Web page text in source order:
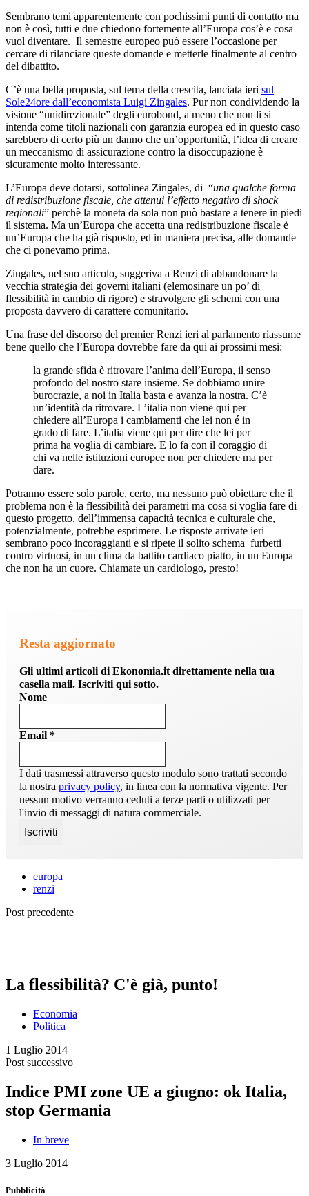
Sembrano temi apparentemente con pochissimi punti di contatto ma
non è così, tutti e due chiedono fortemente all’Europa cos’è e cosa
vuol diventare. Il semestre europeo può essere l’occasione per
cercare di rilanciare queste domande e metterle finalmente al centro
del dibattito.
C’è una bella proposta, sul tema della crescita, lanciata ieri sul
Sole24ore dall’economista Luigi Zingales. Pur non condividendo la
visione “unidirezionale” degli eurobond, a meno che non li si
intenda come titoli nazionali con garanzia europea ed in questo caso
sarebbero di certo più un danno che un’opportunità, l’idea di creare
un meccanismo di assicurazione contro la disoccupazione è
sicuramente molto interessante.
L’Europa deve dotarsi, sottolinea Zingales, di “una qualche forma
di redistribuzione fiscale, che attenui l’effetto negativo di shock
regionali” perchè la moneta da sola non può bastare a tenere in piedi
il sistema. Ma un’Europa che accetta una redistribuzione fiscale è
un’Europa che ha già risposto, ed in maniera precisa, alle domande
che ci ponevamo prima.
Zingales, nel suo articolo, suggeriva a Renzi di abbandonare la
vecchia strategia dei governi italiani (elemosinare un po’ di
flessibilità in cambio di rigore) e stravolgere gli schemi con una
proposta davvero di carattere comunitario.
Una frase del discorso del premier Renzi ieri al parlamento riassume
bene quello che l’Europa dovrebbe fare da qui ai prossimi mesi:
la grande sfida è ritrovare l’anima dell’Europa, il senso
profondo del nostro stare insieme. Se dobbiamo unire
burocrazie, a noi in Italia basta e avanza la nostra. C’è
un’identità da ritrovare. L’italia non viene qui per
chiedere all’Europa i cambiamenti che lei non é in
grado di fare. L’italia viene qui per dire che lei per
prima ha voglia di cambiare. E lo fa con il coraggio di
chi va nelle istituzioni europee non per chiedere ma per
dare.
Potranno essere solo parole, certo, ma nessuno può obiettare che il
problema non è la flessibilità dei parametri ma cosa si voglia fare di
questo progetto, dell’immensa capacità tecnica e culturale che,
potenzialmente, potrebbe esprimere. Le risposte arrivate ieri
sembrano poco incoraggianti e si ripete il solito schema furbetti
contro virtuosi, in un clima da battito cardiaco piatto, in un Europa
che non ha un cuore. Chiamate un cardiologo, presto!
Resta aggiornato
Gli ultimi articoli di Ekonomia.it direttamente nella tua
casella mail. Iscriviti qui sotto.
Nome
Email *
I dati trasmessi attraverso questo modulo sono trattati secondo
la nostra privacy policy, in linea con la normativa vigente. Per
nessun motivo verranno ceduti a terze parti o utilizzati per
l'invio di messaggi di natura commerciale.
europa
renzi
Post precedente
La flessibilità? C'è già, punto!
Economia
Politica
1 Luglio 2014
Post successivo
Indice PMI zone UE a giugno: ok Italia,
stop Germania
In breve
3 Luglio 2014
Pubblicità